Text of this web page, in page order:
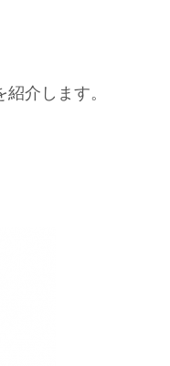
介します。